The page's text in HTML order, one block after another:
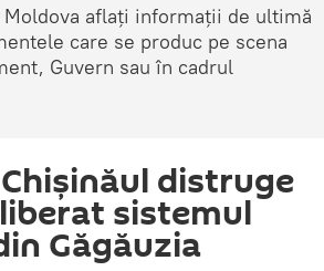
aflați informații de ultimă
care se produc pe scena
Guvern sau în cadrul
distruge
sistemul
Găgăuzia